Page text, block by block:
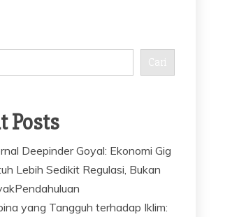
Cari
Posts
Deepinder Goyal: Ekonomi Gig
Lebih Sedikit Regulasi, Bukan
yang Tangguh terhadap Iklim: